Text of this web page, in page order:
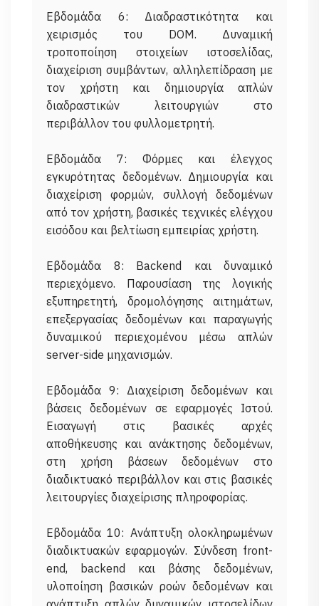
Εβδομάδα 6: Διαδραστικότητα και
χειρισμός του DOM. Δυναμική
τροποποίηση στοιχείων ιστοσελίδας,
διαχείριση συμβάντων, αλληλεπίδραση με
τον χρήστη και δημιουργία απλών
διαδραστικών λειτουργιών στο
περιβάλλον του φυλλομετρητή.
Εβδομάδα 7: Φόρμες και έλεγχος
εγκυρότητας δεδομένων. Δημιουργία και
διαχείριση φορμών, συλλογή δεδομένων
από τον χρήστη, βασικές τεχνικές ελέγχου
εισόδου και βελτίωση εμπειρίας χρήστη.
Εβδομάδα 8: Backend και δυναμικό
περιεχόμενο. Παρουσίαση της λογικής
εξυπηρετητή, δρομολόγησης αιτημάτων,
επεξεργασίας δεδομένων και παραγωγής
δυναμικού περιεχομένου μέσω απλών
server-side μηχανισμών.
Εβδομάδα 9: Διαχείριση δεδομένων και
βάσεις δεδομένων σε εφαρμογές Ιστού.
Εισαγωγή στις βασικές αρχές
αποθήκευσης και ανάκτησης δεδομένων,
στη χρήση βάσεων δεδομένων στο
διαδικτυακό περιβάλλον και στις βασικές
λειτουργίες διαχείρισης πληροφορίας.
Εβδομάδα 10: Ανάπτυξη ολοκληρωμένων
διαδικτυακών εφαρμογών. Σύνδεση front-
end, backend και βάσης δεδομένων,
υλοποίηση βασικών ροών δεδομένων και